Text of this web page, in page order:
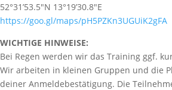
52°31’53.5″N 13°19’30.8″E
https://goo.gl/maps/pH5PZKn3UGUiK2gFA
WICHTIGE HINWEISE:
Bei Regen werden wir das Training ggf.
Wir arbeiten in kleinen Gruppen und die
deiner Anmeldebestätigung. Die